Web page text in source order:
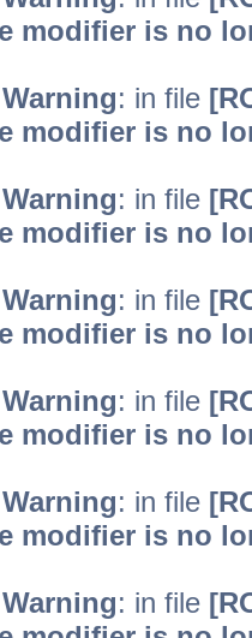
modifier is no
: in file
modifier is no
: in file
modifier is no
: in file
modifier is no
: in file
modifier is no
: in file
modifier is no
: in file